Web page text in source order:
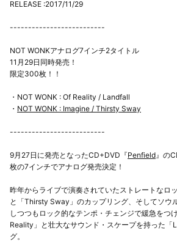
RELEASE :2017/11/29
--------------------------
NOT WONKアナログ7インチ2タイトル
11月29日同時発売！
限定300枚！！
・NOT WONK : Of Reality / Landfall
・ NOT WONK : Imagine / Thirsty Sway
--------------------------
9月27日に発売となったCD+DVD『Penfield』の
枚の7インチでアナログ発売決定！
昨年からライブで演奏されていたストレートなロ
と「Thirsty Sway」のカップリング、そしてソウ
しつつもロック的なテンポ・チェンジで緩急をつ
Reality」と壮大なサウンド・スケープを持った「
グ。